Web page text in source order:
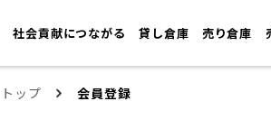
社会貢献につながる 貸し倉庫 売り倉庫
トップ 会員登録